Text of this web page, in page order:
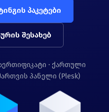
პაკეტები
შესახებ
სერთიფიკატი · ქართული
პანელი (Plesk)